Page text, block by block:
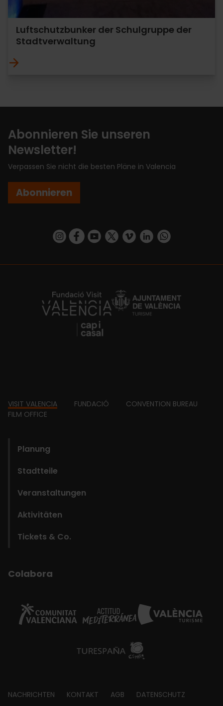
Luftschutzbunker der Schulgruppe der
Stadtverwaltung
Abonnieren Sie unseren
Newsletter!
Verpassen Sie nicht die besten Pläne in Valencia
Abonnieren
https://www.instagram.com/visit_valencia/
https://www.facebook.com/
https://www.youtube.com/user/
https://twitter.com/_VivaValencia
https://vimeo.com/
https://www.linkedin.com/company/turismo-valencia/https://api.whatsapp.com/send/
https://fundacion.visitvalencia.com/
Footer
VISIT VALENCIA FUNDACIÓ
CONVENTION BUREAU
FILM OFFICE
Planung
Stadtteile
Veranstaltungen
Aktivitäten
Tickets & Co.
Colabora
Footer
NACHRICHTEN KONTAKT AGB DATENSCHUTZ